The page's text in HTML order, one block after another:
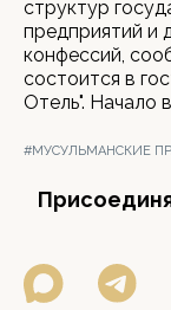
структур
предприятий и
конфессий,
состоится в
Отель". Начало
#МУСУЛЬМАНСКИЕ